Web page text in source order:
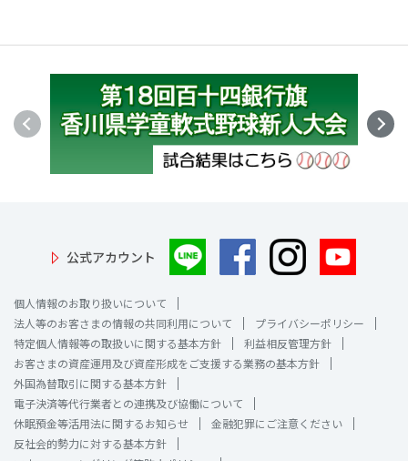
公式アカウント
個人情報のお取り扱いについて
法人等のお客さまの情報の共同利用について
プライバシーポリシー
特定個人情報等の取扱いに関する基本方針
利益相反管理方針
お客さまの資産運用及び資産形成をご支援する業務の基本方針
外国為替取引に関する基本方針
電子決済等代行業者との連携及び協働について
休眠預金等活用法に関するお知らせ
金融犯罪にご注意ください
反社会的勢力に対する基本方針